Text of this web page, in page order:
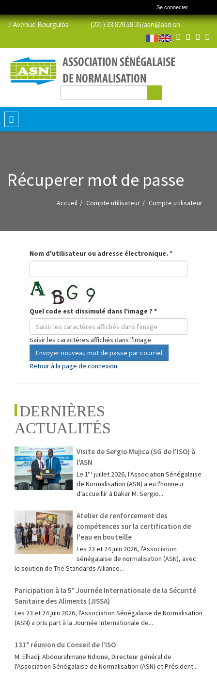
Se connecter
Avenue Bourguiba (221) 33 829 58 25/asn@asn.sn
Formulaire de recherche
Toggle
navigation
Récuperer mot de passe
Accueil Compte utilisateur Compte utilisateur
Nom d'utilisateur ou adresse électronique. *
Quel code est dissimulé dans l'image ? *
Saisir les caractères affichés dans l'image.
Envoyer nouveau mot de passe par courriel
Retour à la page de connexion
DERNIÈRES
ACTUALITÉS
Visite de Sergio Mujica (SG de l'ISO) à
l'ASN
Le 1ᵉʳ juillet 2026, l'Association Sénégalaise
de Normalisation (ASN) a eu l'honneur
d'accueillir à Dakar M. Sergio...
Atelier de renforcement des
compétences sur la certification de
l'eau en bouteille
Les 23 et 24 juin 2026, l'Association
sénégalaise de normalisation (ASN), avec
le soutien de The Standards Alliance...
Paricipation à la 5ᵉ Journée Internationale de la Sécurité
Sanitaire des Aliments (JISSA)
‎Les 23 et 24 juin 2026, l'Association Sénégalaise de Normalisation
(ASN) a pris part à la Journée Internationale de...
131ᵉ réunion du Conseil de l'ISO
M. Elhadji Abdourahmane Ndione, Directeur général de
l'Association Sénégalaise de Normalisation (ASN) et Président...